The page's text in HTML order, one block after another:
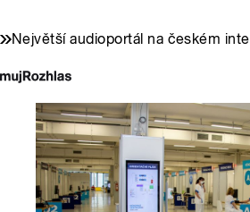
Největší audioportál na českém